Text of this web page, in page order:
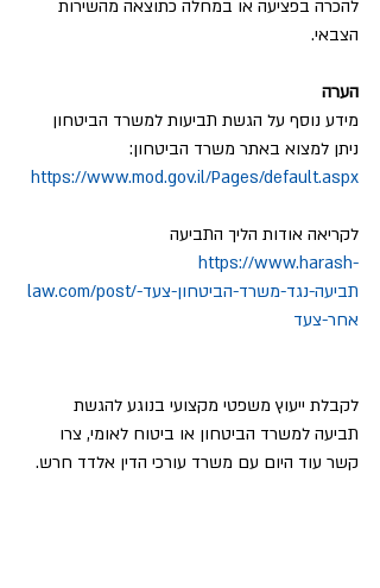
להכרה בפציעה או במחלה כתוצאה מהשירות
הצבאי.
הערה
מידע נוסף על הגשת תביעות למשרד הביטחון
ניתן למצוא באתר משרד הביטחון:
https://www.mod.gov.il/Pages/default.aspx
לקריאה אודות הליך התביעה
https://www.harash-
law.com/post/תביעה-נגד-משרד-הביטחון-צעד-
אחר-צעד
לקבלת ייעוץ משפטי מקצועי בנוגע להגשת
תביעה למשרד הביטחון או ביטוח לאומי, צרו
קשר עוד היום עם משרד עורכי הדין אלדד חרש.